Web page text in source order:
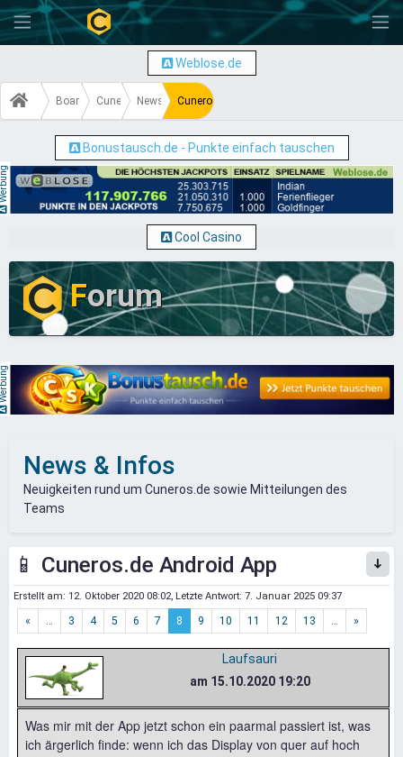
-
Weblose.de
Board Cuneros.deNews & InfosCuneros.de Android App
Bonustausch.de - Punkte einfach tauschen
Cool Casino
Forum
News & Infos
Neuigkeiten rund um Cuneros.de sowie Mitteilungen des
Teams
📱 Cuneros.de Android App
Erstellt am: 12. Oktober 2020 08:02, Letzte Antwort: 7. Januar 2025 09:37
« … 3 4 5 6 7 8 9 10 11 12 13 … »
Laufsauri
am 15.10.2020 19:20
Was mir mit der App jetzt schon ein paarmal passiert ist, was
ich ärgerlich finde: wenn ich das Display von quer auf hoch